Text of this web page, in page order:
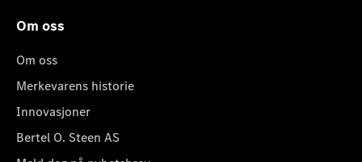
Om oss
Om oss
Merkevarens historie
Innovasjoner
Bertel O. Steen AS